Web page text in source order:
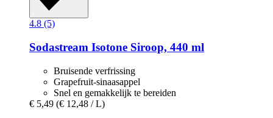
4.8 (5)
Sodastream Isotone Siroop, 440 ml
Bruisende verfrissing
Grapefruit-sinaasappel
Snel en gemakkelijk te bereiden
€ 5,49 (€ 12,48 / L)